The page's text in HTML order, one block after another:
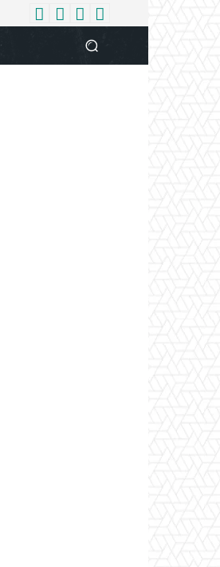
बिजनेस आपकी आवाज